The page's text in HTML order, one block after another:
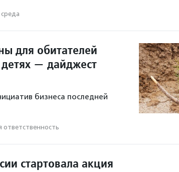
для обитателей
— дайджест
бизнеса последней
ответственность
стартовала акция